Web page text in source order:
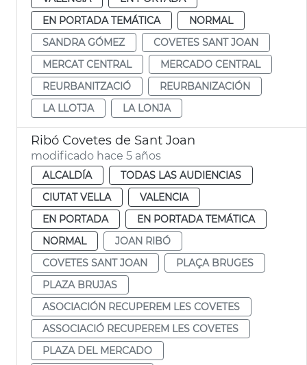
EN PORTADA TEMÁTICA
NORMAL
SANDRA GÓMEZ
COVETES SANT JOAN
MERCAT CENTRAL
MERCADO CENTRAL
REURBANITZACIÓ
REURBANIZACIÓN
LA LLOTJA
LA LONJA
Ribó Covetes de Sant Joan
modificado hace 5 años
ALCALDÍA
TODAS LAS AUDIENCIAS
CIUTAT VELLA
VALENCIA
EN PORTADA
EN PORTADA TEMÁTICA
NORMAL
JOAN RIBÓ
COVETES SANT JOAN
PLAÇA BRUGES
PLAZA BRUJAS
ASOCIACIÓN RECUPEREM LES COVETES
ASSOCIACIÓ RECUPEREM LES COVETES
PLAZA DEL MERCADO